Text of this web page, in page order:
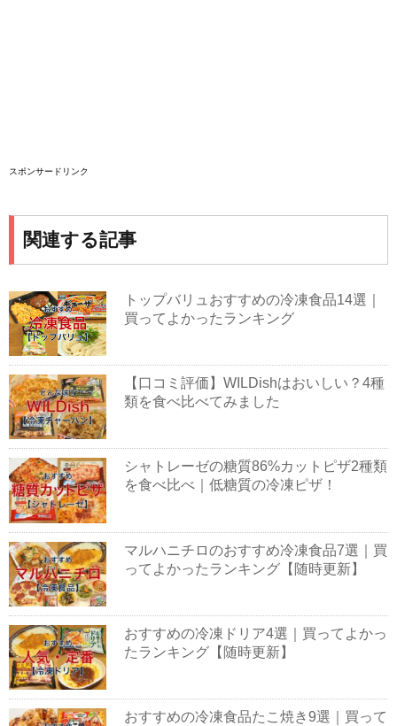
スポンサードリンク
関連する記事
トップバリュおすすめの冷凍食品14選｜
買ってよかったランキング
【口コミ評価】WILDishはおいしい？4種
類を食べ比べてみました
シャトレーゼの糖質86%カットピザ2種類
を食べ比べ｜低糖質の冷凍ピザ！
マルハニチロのおすすめ冷凍食品7選｜買
ってよかったランキング【随時更新】
おすすめの冷凍ドリア4選｜買ってよかっ
たランキング【随時更新】
おすすめの冷凍食品たこ焼き9選｜買って